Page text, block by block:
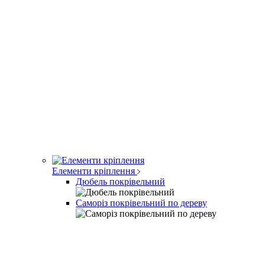
Елементи кріплення
Дюбель покрівельний
Саморіз покрівельний по дереву